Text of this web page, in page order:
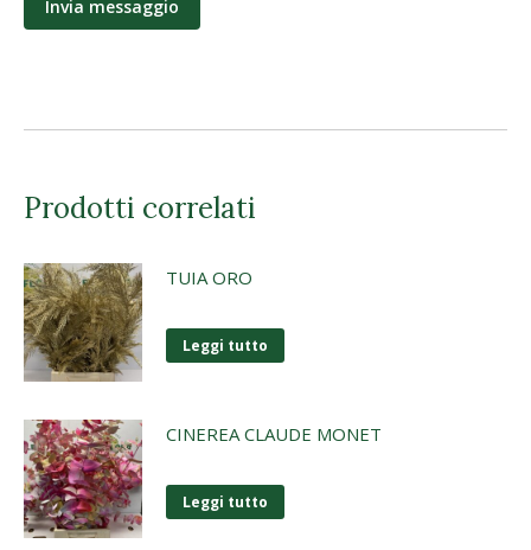
Prodotti correlati
TUIA ORO
Leggi tutto
CINEREA CLAUDE MONET
Leggi tutto